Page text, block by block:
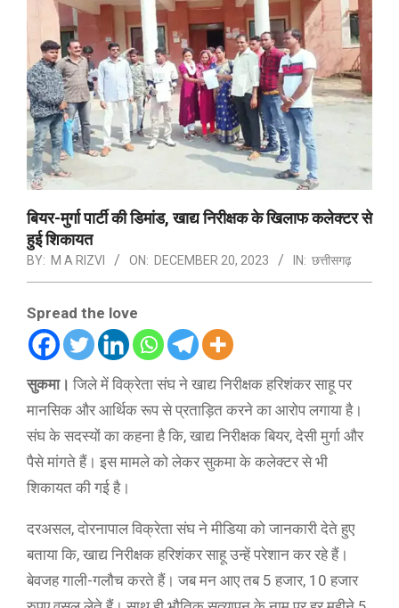
बियर-मुर्गा पार्टी की डिमांड, खाद्य निरीक्षक के खिलाफ कलेक्टर से
हुई शिकायत
BY: M A RIZVI ON: DECEMBER 20, 2023 IN: छत्तीसगढ़
Spread the love
सुकमा। जिले में विक्रेता संघ ने खाद्य निरीक्षक हरिशंकर साहू पर
मानसिक और आर्थिक रूप से प्रताड़ित करने का आरोप लगाया है।
संघ के सदस्यों का कहना है कि, खाद्य निरीक्षक बियर, देसी मुर्गा और
पैसे मांगते हैं। इस मामले को लेकर सुकमा के कलेक्टर से भी
शिकायत की गई है।
दरअसल, दोरनापाल विक्रेता संघ ने मीडिया को जानकारी देते हुए
बताया कि, खाद्य निरीक्षक हरिशंकर साहू उन्हें परेशान कर रहे हैं।
बेवजह गाली-गलौच करते हैं। जब मन आए तब 5 हजार, 10 हजार